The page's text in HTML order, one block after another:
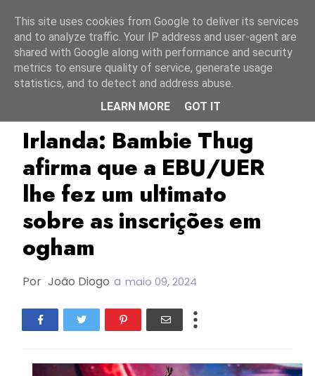
Bambie Thug EBU/UER ESC2024
Irlanda: Bambie Thug
afirma que a EBU/UER
lhe fez um ultimato
sobre as inscrições em
ogham
Por João Diogo a maio 09, 2024
This site uses cookies from Google to deliver its services
and to analyze traffic. Your IP address and user-agent are
shared with Google along with performance and security
metrics to ensure quality of service, generate usage
statistics, and to detect and address abuse.
LEARN MORE
GOT IT